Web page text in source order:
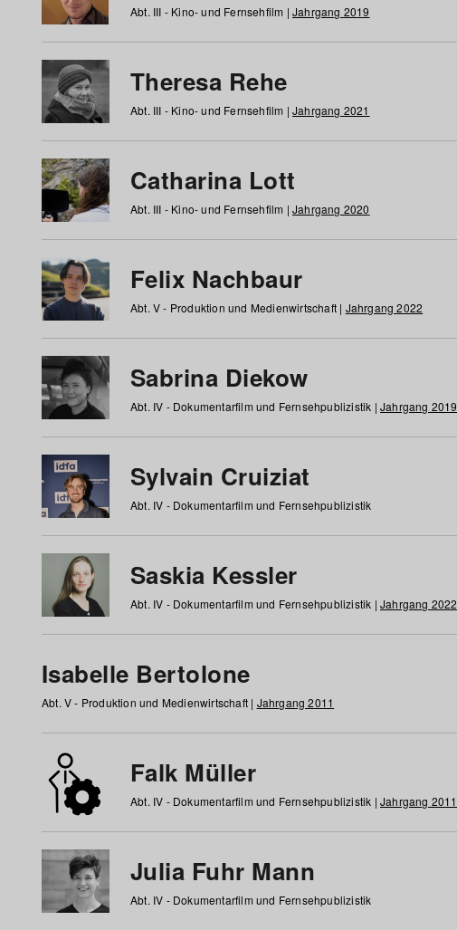
Abt. III - Kino- und Fernsehfilm | Jahrgang 2019
Theresa Rehe
Abt. III - Kino- und Fernsehfilm | Jahrgang 2021
Catharina Lott
Abt. III - Kino- und Fernsehfilm | Jahrgang 2020
Felix Nachbaur
Abt. V - Produktion und Medienwirtschaft | Jahrgang 2022
Sabrina Diekow
Abt. IV - Dokumentarfilm und Fernsehpublizistik | Jahrgang 2019
Sylvain Cruiziat
Abt. IV - Dokumentarfilm und Fernsehpublizistik
Saskia Kessler
Abt. IV - Dokumentarfilm und Fernsehpublizistik | Jahrgang 2022
Isabelle Bertolone
Abt. V - Produktion und Medienwirtschaft | Jahrgang 2011
Falk Müller
Abt. IV - Dokumentarfilm und Fernsehpublizistik | Jahrgang 2011
Julia Fuhr Mann
Abt. IV - Dokumentarfilm und Fernsehpublizistik